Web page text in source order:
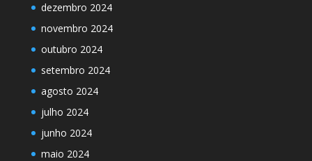
dezembro 2024
novembro 2024
outubro 2024
setembro 2024
agosto 2024
julho 2024
junho 2024
maio 2024